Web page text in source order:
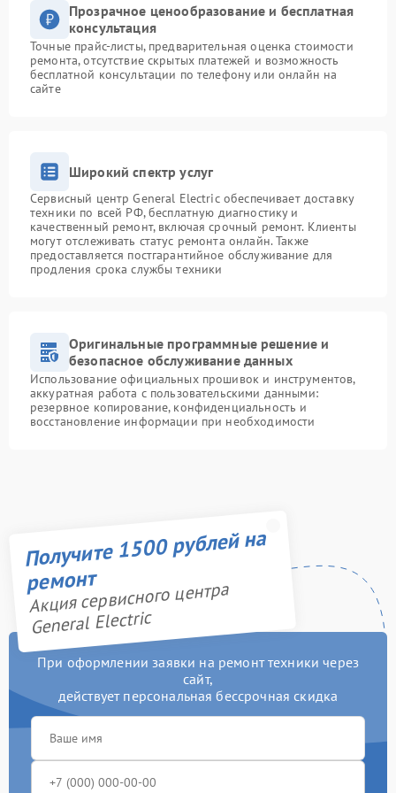
Прозрачное ценообразование и бесплатная
консультация
Точные прайс-листы, предварительная оценка стоимости
ремонта, отсутствие скрытых платежей и возможность
бесплатной консультации по телефону или онлайн на
сайте
Широкий спектр услуг
Сервисный центр General Electric обеспечивает доставку
техники по всей РФ, бесплатную диагностику и
качественный ремонт, включая срочный ремонт. Клиенты
могут отслеживать статус ремонта онлайн. Также
предоставляется постгарантийное обслуживание для
продления срока службы техники
Оригинальные программные решение и
безопасное обслуживание данных
Использование официальных прошивок и инструментов,
аккуратная работа с пользовательскими данными:
резервное копирование, конфиденциальность и
восстановление информации при необходимости
Получите 1500 рублей на
ремонт
Акция сервисного центра
General Electric
При оформлении заявки на ремонт техники через
сайт,
действует персональная бессрочная скидка